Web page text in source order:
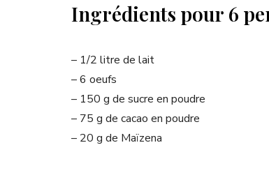
Ingrédients pour 6
– 1/2 litre de lait
– 6 oeufs
– 150 g de sucre en poudre
– 75 g de cacao en poudre
– 20 g de Maïzena